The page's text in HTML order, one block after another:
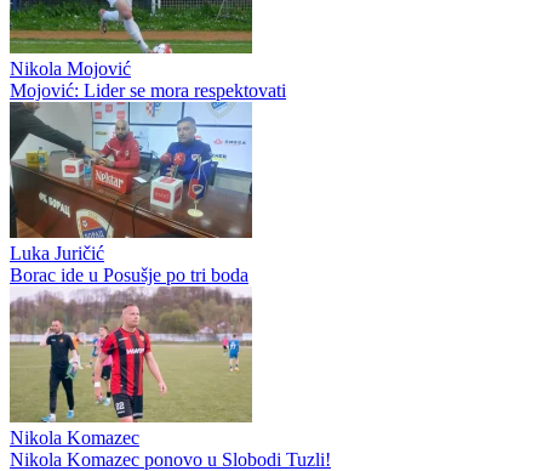
Nikola Mojović
Mojović: Lider se mora respektovati
Luka Juričić
Borac ide u Posušje po tri boda
Nikola Komazec
Nikola Komazec ponovo u Slobodi Tuzli!